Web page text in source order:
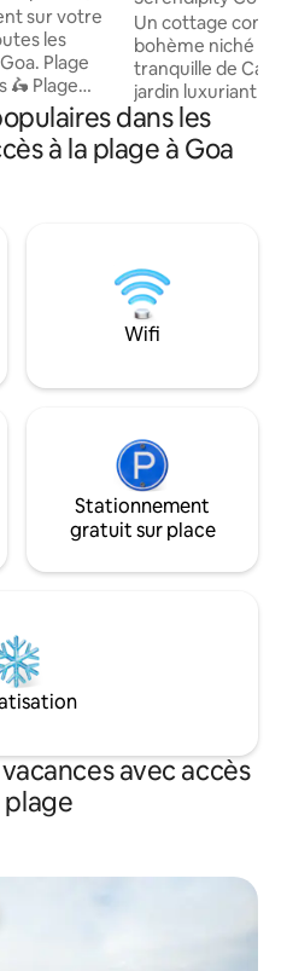
sur votre
les
Plage
🛵 Plage
Plage de☆
d'☆Anjuna à
⇒ haut
1 lit
size.
Marshall.
Calangute-Baga.
Un cottage
bohème niché
tranquille de
jardin luxuriant et
vue, cet espace
d'air pur et d'une
genre d'endroit
des cafés, de la
nocturne de Goa,
meilleur des deux
voyageurs qui
dans les
à la plage à Goa
Wifi
Stationnement
gratuit sur place
avec accès
plage